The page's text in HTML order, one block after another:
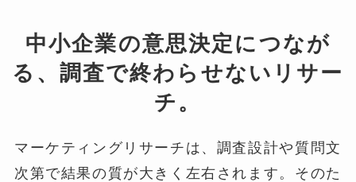
中小企業の意思決定につなが
る、調査で終わらせないリサー
チ。
マーケティングリサーチは、調査設計や質問文
次第で結果の質が大きく左右されます。そのた